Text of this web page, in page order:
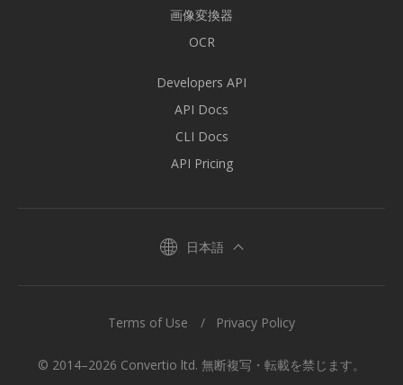
画像変換器
OCR
Developers API
API Docs
CLI Docs
API Pricing
日本語
© 2014–2026 Convertio ltd. 無断複写・転載を禁じます。
Terms of Use Privacy Policy